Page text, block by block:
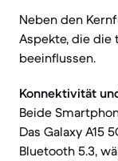
Neben den
Aspekte, die die
beeinflussen.
Konnektivität
Beide
Das Galaxy A15
Bluetooth 5.3,